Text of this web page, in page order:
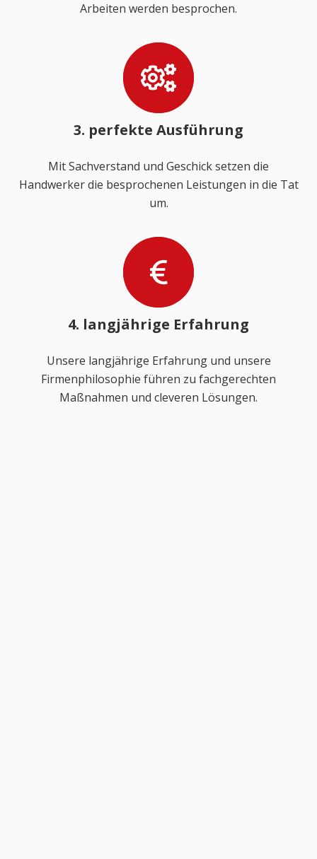
Arbeiten werden besprochen.
3. perfekte Ausführung
Mit Sachverstand und Geschick setzen die
Handwerker die besprochenen Leistungen in die Tat
um.
4. langjährige Erfahrung
Unsere langjährige Erfahrung und unsere
Firmenphilosophie führen zu fachgerechten
Maßnahmen und cleveren Lösungen.